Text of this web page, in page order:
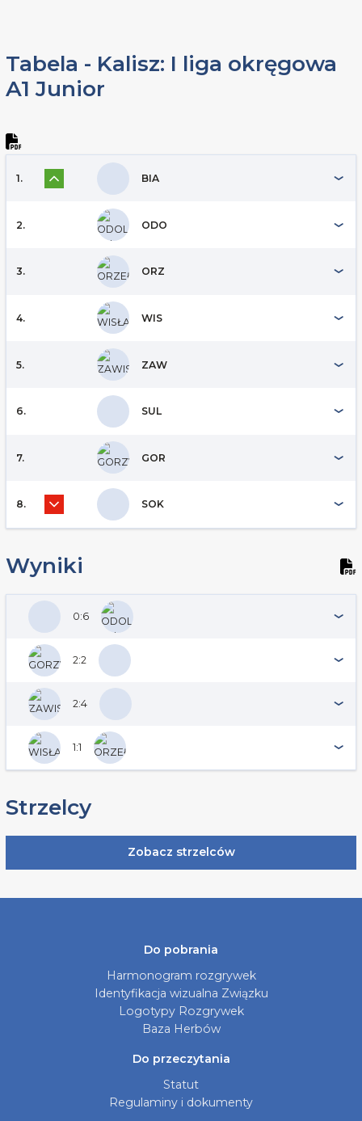
Tabela - Kalisz: I liga okręgowa
A1 Junior
1. BIA
2. ODO
3. ORZ
4. WIS
5. ZAW
6. SUL
7. GOR
8. SOK
Wyniki
0:6
2:2
2:4
1:1
Strzelcy
Zobacz strzelców
Do pobrania
Harmonogram rozgrywek
Identyfikacja wizualna Związku
Logotypy Rozgrywek
Baza Herbów
Do przeczytania
Statut
Regulaminy i dokumenty